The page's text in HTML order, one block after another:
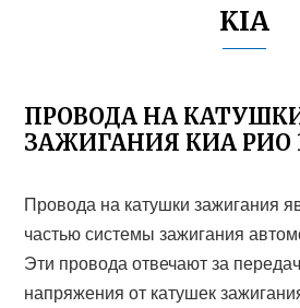
KIA
ПРОВОДА НА
ЗАЖИГАНИЯ КИА РИО
Провода на катушки зажигания
частью системы зажигания
Эти провода отвечают за
напряжения от катушек